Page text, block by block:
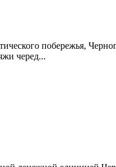
побережья,
черед...